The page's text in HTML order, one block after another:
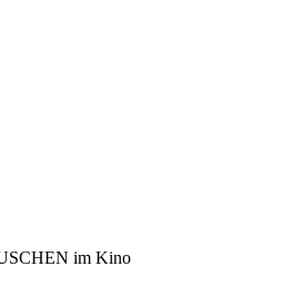
im Kino